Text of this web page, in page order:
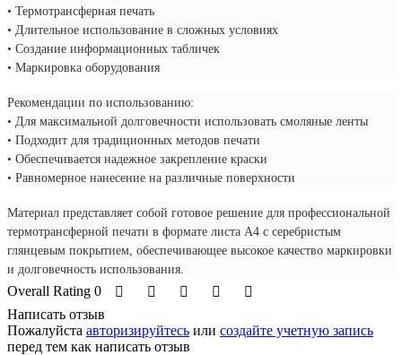
• Термотрансферная печать
• Длительное использование в сложных условиях
• Создание информационных табличек
• Маркировка оборудования
Рекомендации по использованию:
• Для максимальной долговечности использовать смоляные ленты
• Подходит для традиционных методов печати
• Обеспечивается надежное закрепление краски
• Равномерное нанесение на различные поверхности
Материал представляет собой готовое решение для профессиональной
термотрансферной печати в формате листа А4 с серебристым
глянцевым покрытием, обеспечивающее высокое качество маркировки
и долговечность использования.
Overall Rating 0
Написать отзыв
Пожалуйста авторизируйтесь или создайте учетную запись
перед тем как написать отзыв